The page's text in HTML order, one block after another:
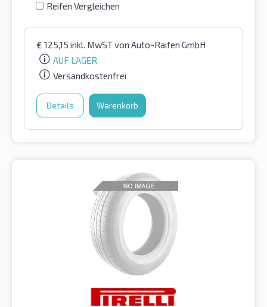
Reifen Vergleichen
€ 125,15 inkl. MwSTvon Auto-Raifen GmbH
AUF LAGER
Versandkostenfrei
Details Warenkorb